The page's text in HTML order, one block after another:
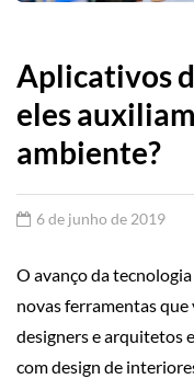
Aplicativos
eles
ambiente?
6 de junho de 2019
O avanço da
novas ferramentas
designers e arquitetos
com design de